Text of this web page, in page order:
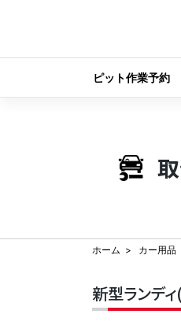
ピット作業予約
ホーム カー用品
新型ランデ